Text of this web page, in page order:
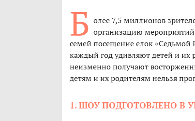
Б олее 7,5 миллионов
организацию мероприятий
семей посещение елок «Седьмой
каждый год удивляют детей и их
неизменно получают
детям и их родителям нельзя
1. ШОУ ПОДГОТОВЛЕНО В